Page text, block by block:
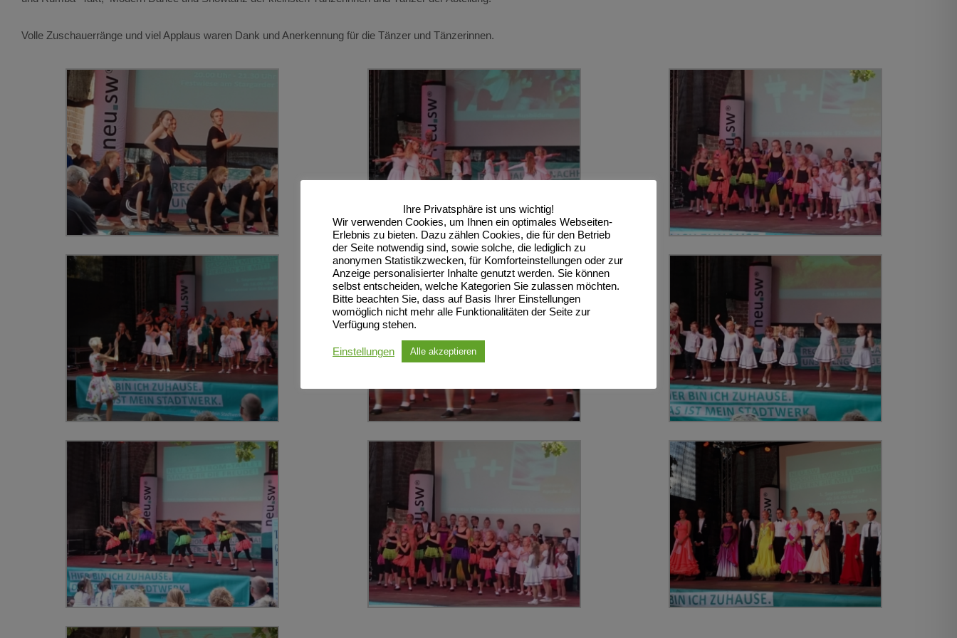
Volle Zuschauerränge und viel Applaus waren Dank und Anerkennung für die Tänzer und Tänzerinnen.
Ihre Privatsphäre ist uns wichtig!
Wir verwenden Cookies, um Ihnen ein optimales Webseiten-
Erlebnis zu bieten. Dazu zählen Cookies, die für den Betrieb
der Seite notwendig sind, sowie solche, die lediglich zu
anonymen Statistikzwecken, für Komforteinstellungen oder zur
Anzeige personalisierter Inhalte genutzt werden. Sie können
selbst entscheiden, welche Kategorien Sie zulassen möchten.
Bitte beachten Sie, dass auf Basis Ihrer Einstellungen
womöglich nicht mehr alle Funktionalitäten der Seite zur
Verfügung stehen.
Einstellungen Alle akzeptieren